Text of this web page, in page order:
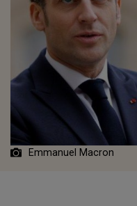
Emmanuel Macron